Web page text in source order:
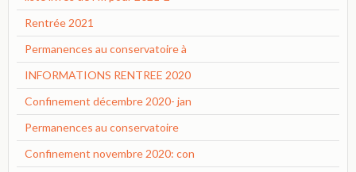
Rentrée 2021
Permanences au conservatoire à
INFORMATIONS RENTREE 2020
Confinement décembre 2020- jan
Permanences au conservatoire
Confinement novembre 2020: con